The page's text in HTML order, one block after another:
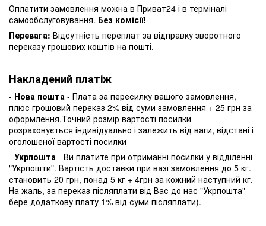
Оплатити замовлення можна в Приват24 і в терміналі
самообслуговування. Без комісії!
Перевага: Відсутність переплат за відправку зворотного
переказу грошових коштів на пошті.
Накладений платіж
- Нова пошта - Плата за пересилку вашого замовлення,
плюс грошовий переказ 2% від суми замовлення + 25 грн за
оформлення.Точний розмір вартості посилки
розраховується індивідуально і залежить від ваги, відстані і
оголошеної вартості посилки
- Укрпошта - Ви платите при отриманні посилки у відділенні
"Укрпошти". Вартість доставки при вазі замовлення до 5 кг.
становить 20 грн, понад 5 кг + 4грн за кожний наступний кг.
На жаль, за переказ післяплати від Вас до нас "Укрпошта"
бере додаткову плату 1% від суми післяплати).